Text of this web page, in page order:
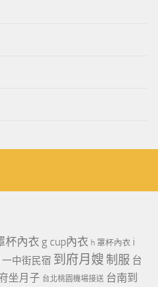
杯內衣 g cup內衣 h 罩杯內衣 i
一中街民宿 到府月嫂 制服 台
坐月子 台北桃園機場接送 台南到